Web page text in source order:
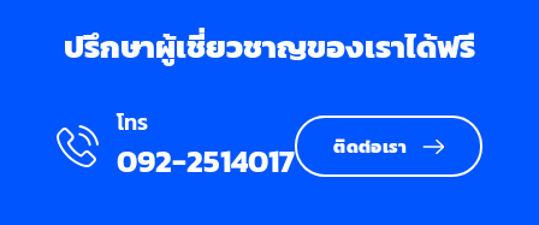
ปรึกษาผู้เชี่ยวชาญของเราได้ฟรี
โทร
092-2514017 ติดต่อเรา